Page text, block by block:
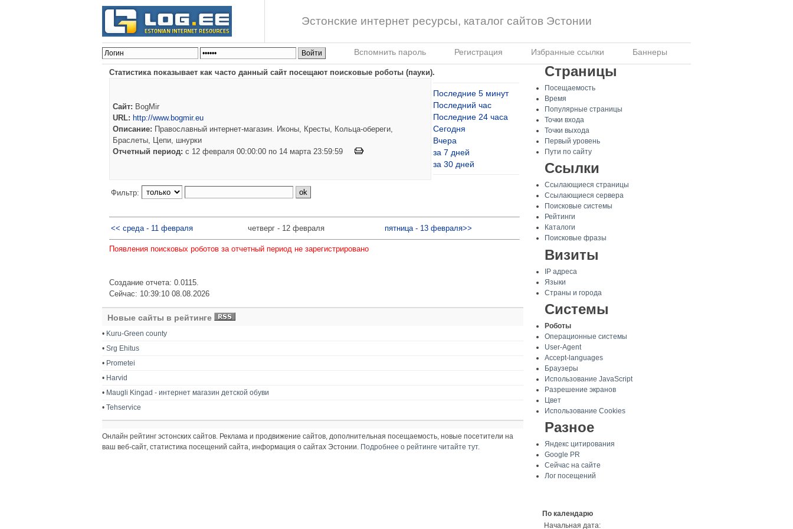
Эстонские интернет ресурсы, каталог сайтов Эстонии
Вспомнить пароль Регистрация Избранные ссылки Баннеры
Статистика показывает как часто данный сайт посещают поисковые роботы (пауки).
Сайт: BogMir
URL: http://www.bogmir.eu
Описание: Православный интернет-магазин. Иконы, Кресты, Кольца-обереги,
Браслеты, Цепи, шнурки
Отчетный период: c 12 февраля 00:00:00 по 14 марта 23:59:59
Последние 5 минут
Последний час
Последние 24 часа
Сегодня
Вчера
за 7 дней
за 30 дней
Фильтр:
<< среда - 11 февраля четверг - 12 февраля пятница - 13 февраля>>
Появления поисковых роботов за отчетный период не зарегистрировано
Создание отчета: 0.0115.
Сейчас: 10:39:10 08.08.2026
Новые сайты в рейтинге
• Kuru-Green county
• Srg Ehitus
• Prometei
• Harvid
• Maugli Kingad - интернет магазин детской обуви
• Tehservice
Онлайн рейтинг эстонских сайтов. Реклама и продвижение сайтов, дополнительная посещаемость, новые посетители на
ваш веб-сайт, статистика посещений сайта, информация о сайтах Эстонии. Подробнее о рейтинге читайте тут.
Страницы
Посещаемость
Время
Популярные страницы
Точки входа
Точки выхода
Первый уровень
Пути по сайту
Ссылки
Ссылающиеся страницы
Ссылающиеся сервера
Поисковые системы
Рейтинги
Каталоги
Поисковые фразы
Визиты
IP адреса
Языки
Страны и города
Системы
Роботы
Операционные системы
User-Agent
Accept-languages
Браузеры
Использование JavaScript
Разрешение экранов
Цвет
Использование Cookies
Разное
Яндекс цитирования
Google PR
Сейчас на сайте
Лог посещений
По календарю
Начальная дата: